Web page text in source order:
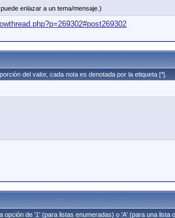
enlazar a un tema/mensaje.)
del valor, cada nota es denotada por la etiqueta [*].
de '1' (para listas enumeradas) o 'A' (para una